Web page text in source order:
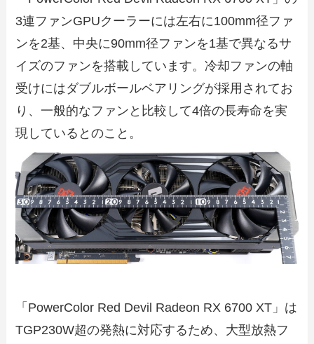
3連ファンGPUクーラーには左右に100mm径ファ
ンを2基、中央に90mm径ファンを1基で異なるサ
イズのファンを搭載しています。冷却ファンの軸
受けにはダブルボールベアリングが採用されてお
り、一般的なファンと比較して4倍の長寿命を実
現しているとのこと。
「PowerColor Red Devil Radeon RX 6700 XT」は
TGP230W超の発熱に対応するため、大型放熱フ